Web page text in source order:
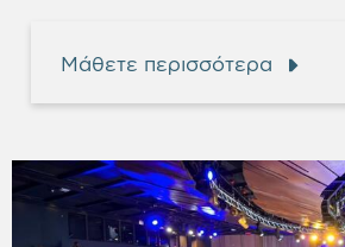
Μάθετε περισσότερα